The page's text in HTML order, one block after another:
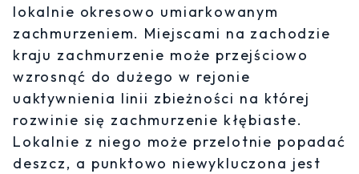
lokalnie okresowo umiarkowanym
zachmurzeniem. Miejscami na zachodzie
kraju zachmurzenie może przejściowo
wzrosnąć do dużego w rejonie
uaktywnienia linii zbieżności na której
rozwinie się zachmurzenie kłębiaste.
Lokalnie z niego może przelotnie popadać
deszcz, a punktowo niewykluczona jest